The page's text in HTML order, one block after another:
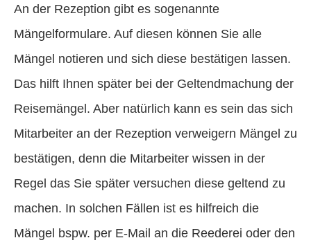
An der Rezeption gibt es sogenannte
Mängelformulare. Auf diesen können Sie alle
Mängel notieren und sich diese bestätigen lassen.
Das hilft Ihnen später bei der Geltendmachung der
Reisemängel. Aber natürlich kann es sein das sich
Mitarbeiter an der Rezeption verweigern Mängel zu
bestätigen, denn die Mitarbeiter wissen in der
Regel das Sie später versuchen diese geltend zu
machen. In solchen Fällen ist es hilfreich die
Mängel bspw. per E-Mail an die Reederei oder den